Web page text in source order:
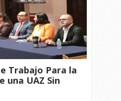
Trabajo Para la
una UAZ Sin